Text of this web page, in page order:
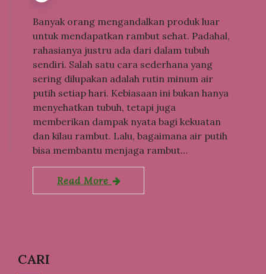
Banyak orang mengandalkan produk luar
untuk mendapatkan rambut sehat. Padahal,
rahasianya justru ada dari dalam tubuh
sendiri. Salah satu cara sederhana yang
sering dilupakan adalah rutin minum air
putih setiap hari. Kebiasaan ini bukan hanya
menyehatkan tubuh, tetapi juga
memberikan dampak nyata bagi kekuatan
dan kilau rambut. Lalu, bagaimana air putih
bisa membantu menjaga rambut…
Read More
CARI